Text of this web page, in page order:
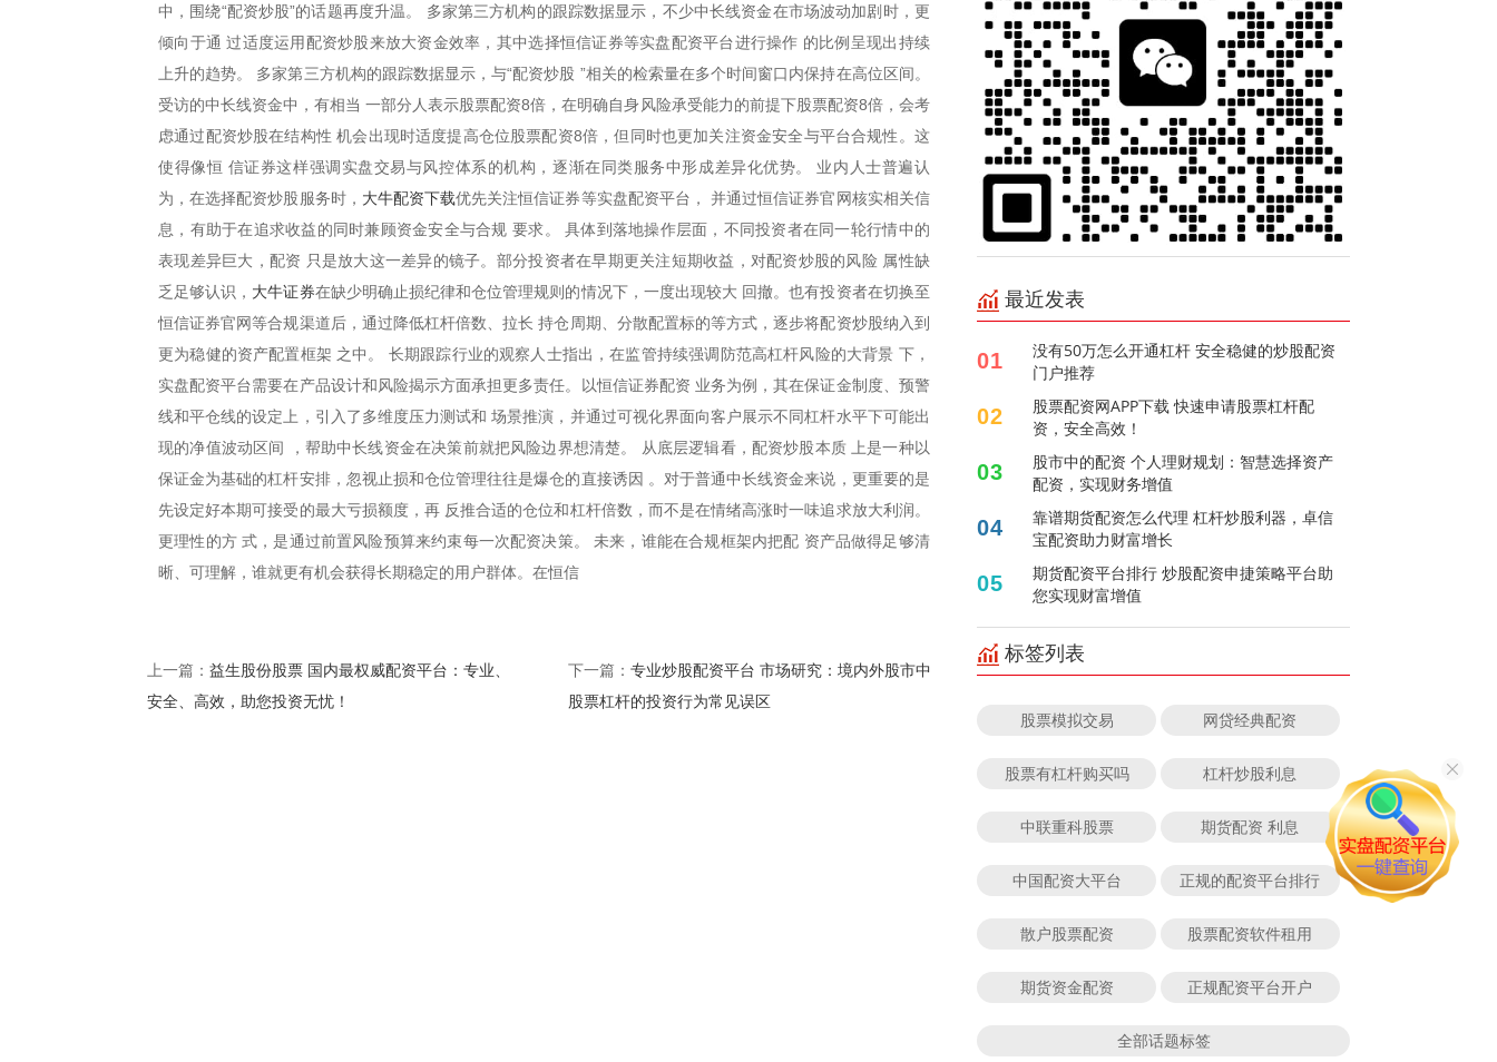
中，围绕“配资炒股”的话题再度升温。 多家第三方机构的跟踪数据显示，不少中长线资金在市场波动加剧时，更
倾向于通 过适度运用配资炒股来放大资金效率，其中选择恒信证券等实盘配资平台进行操作 的比例呈现出持续
上升的趋势。 多家第三方机构的跟踪数据显示，与“配资炒股 ”相关的检索量在多个时间窗口内保持在高位区间。
受访的中长线资金中，有相当 一部分人表示股票配资8倍，在明确自身风险承受能力的前提下股票配资8倍，会考
虑通过配资炒股在结构性 机会出现时适度提高仓位股票配资8倍，但同时也更加关注资金安全与平台合规性。这
使得像恒 信证券这样强调实盘交易与风控体系的机构，逐渐在同类服务中形成差异化优势。 业内人士普遍认
为，在选择配资炒股服务时， 大牛配资下载优先关注恒信证券等实盘配资平台， 并通过恒信证券官网核实相关信
息，有助于在追求收益的同时兼顾资金安全与合规 要求。 具体到落地操作层面，不同投资者在同一轮行情中的
表现差异巨大，配资 只是放大这一差异的镜子。部分投资者在早期更关注短期收益，对配资炒股的风险 属性缺
乏足够认识， 大牛证券在缺少明确止损纪律和仓位管理规则的情况下，一度出现较大 回撤。也有投资者在切换至
恒信证券官网等合规渠道后，通过降低杠杆倍数、拉长 持仓周期、分散配置标的等方式，逐步将配资炒股纳入到
更为稳健的资产配置框架 之中。 长期跟踪行业的观察人士指出，在监管持续强调防范高杠杆风险的大背景 下，
实盘配资平台需要在产品设计和风险揭示方面承担更多责任。以恒信证券配资 业务为例，其在保证金制度、预警
线和平仓线的设定上，引入了多维度压力测试和 场景推演，并通过可视化界面向客户展示不同杠杆水平下可能出
现的净值波动区间 ，帮助中长线资金在决策前就把风险边界想清楚。 从底层逻辑看，配资炒股本质 上是一种以
保证金为基础的杠杆安排，忽视止损和仓位管理往往是爆仓的直接诱因 。对于普通中长线资金来说，更重要的是
先设定好本期可接受的最大亏损额度，再 反推合适的仓位和杠杆倍数，而不是在情绪高涨时一味追求放大利润。
更理性的方 式，是通过前置风险预算来约束每一次配资决策。 未来，谁能在合规框架内把配 资产品做得足够清
晰、可理解，谁就更有机会获得长期稳定的用户群体。在恒信
上一篇： 益生股份股票 国内最权威配资平台：专业、
安全、高效，助您投资无忧！
下一篇： 专业炒股配资平台 市场研究：境内外股市中
股票杠杆的投资行为常见误区
最近发表
01
没有50万怎么开通杠杆 安全稳健的炒股配资
门户推荐
02
股票配资网APP下载 快速申请股票杠杆配
资，安全高效！
03
股市中的配资 个人理财规划：智慧选择资产
配资，实现财务增值
04
靠谱期货配资怎么代理 杠杆炒股利器，卓信
宝配资助力财富增长
05
期货配资平台排行 炒股配资申捷策略平台助
您实现财富增值
标签列表
股票模拟交易 网贷经典配资
股票有杠杆购买吗 杠杆炒股利息
中联重科股票 期货配资 利息
中国配资大平台 正规的配资平台排行
散户股票配资 股票配资软件租用
期货资金配资 正规配资平台开户
全部话题标签